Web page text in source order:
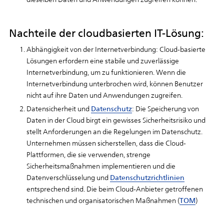
Nachteile der cloudbasierten IT-Lösung:
Abhängigkeit von der Internetverbindung: Cloud-basierte
Lösungen erfordern eine stabile und zuverlässige
Internetverbindung, um zu funktionieren. Wenn die
Internetverbindung unterbrochen wird, können Benutzer
nicht auf ihre Daten und Anwendungen zugreifen.
Datensicherheit und Datenschutz: Die Speicherung von
Daten in der Cloud birgt ein gewisses Sicherheitsrisiko und
stellt Anforderungen an die Regelungen im Datenschutz.
Unternehmen müssen sicherstellen, dass die Cloud-
Plattformen, die sie verwenden, strenge
Sicherheitsmaßnahmen implementieren und die
Datenverschlüsselung und Datenschutzrichtlinien
entsprechend sind. Die beim Cloud-Anbieter getroffenen
technischen und organisatorischen Maßnahmen (TOM)